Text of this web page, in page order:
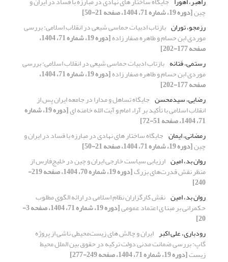
چین[دوره 19، شماره 71، 1404، صفحه 21-50]
رزمجو، توران بازتاب ادبیات حماسی شیعی در انقلاب اسلامی: بررسی
موردی ابن حسام و طاهره صفار زاده [دوره 19، شماره 71، 1404،
صفحه 177-202]
رستمی، فتانه بازتاب ادبیات حماسی شیعی در انقلاب اسلامی: بررسی
موردی ابن حسام و طاهره صفار زاده [دوره 19، شماره 71، 1404،
صفحه 177-202]
رضایی، سیدمحسن جایگاه تساهل و مدارا در جامعه ایران پس از
انقلاب اسلامی با تأکید بر آراء امام و آیت ­الله خامنه­ ای [دوره 19، شماره
71، 1404، صفحه 51-72]
رمضانی، ایمان جایگاه ساختار های نهادی در مبارزه با فساد در ایران و
چین[دوره 19، شماره 71، 1404، صفحه 21-50]
روان بد، امین ارزیابی سیاست خارجی ایران و چین در خلیج‌فارس از
منظر نقش قدرت‌های بزرگ [دوره 19، شماره 70، 1404، صفحه 219-
240]
روان بد، امین نقش کارگزاران نظام اسلامی در ارائه الگوی مطلوب
حکمرانی بر مبنا ی اعتماد عمومی [دوره 19، شماره 71، 1404، صفحه 3-
20]
رودباری، علی اکبر ایران و چالش های زیست‌محیطی ناشی از پروژه
گاپ: بررسی ضمانت مدنی دولت ترکیه در حقوق بین الملل محیط
زیست[دوره 19، شماره 71، 1404، صفحه 249-277]